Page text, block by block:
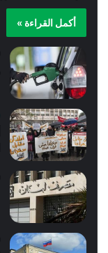
أكمل القراءة »